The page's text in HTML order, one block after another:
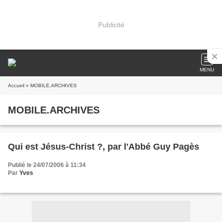
Publicité
MENU
Accueil » MOBILE.ARCHIVES
MOBILE.ARCHIVES
Qui est Jésus-Christ ?, par l'Abbé Guy Pagès
Publié le 24/07/2006 à 11:34
Par Yves